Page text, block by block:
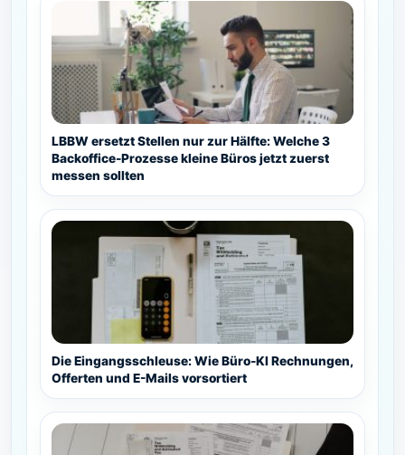
LBBW ersetzt Stellen nur zur Hälfte: Welche 3
Backoffice-Prozesse kleine Büros jetzt zuerst
messen sollten
Die Eingangsschleuse: Wie Büro-KI Rechnungen,
Offerten und E-Mails vorsortiert